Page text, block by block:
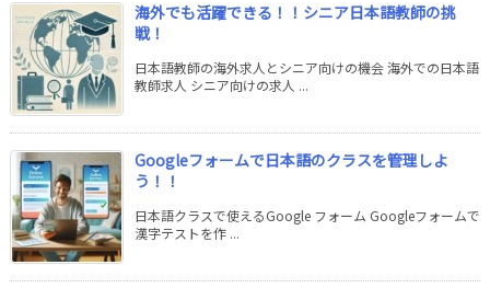
海外でも活躍できる！！シニア日本語教師の挑
戦！
日本語教師の海外求人とシニア向けの機会 海外での日本語
教師求人 シニア向けの求人 ...
Googleフォームで日本語のクラスを管理しよ
う！！
日本語クラスで使えるGoogle フォーム Googleフォームで
漢字テストを作 ...